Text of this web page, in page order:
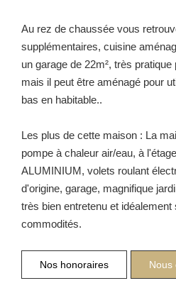
Au rez de chaussée vous
supplémentaires, cuisine
un garage de 22m², très
mais il peut être aménagé pour
bas en habitable..
Les plus de cette maison : La
pompe à chaleur air/eau, à
ALUMINIUM, volets roulant
d'origine, garage, magnifique
très bien entretenu et
commodités.
Nos honoraires Nous